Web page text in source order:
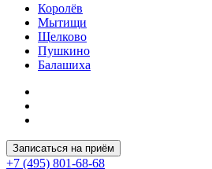
Королёв
Мытищи
Щелково
Пушкино
Балашиха
Записаться на приём
+7 (495) 801-68-68